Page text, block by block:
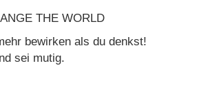
THE WORLD
bewirken als du denkst!
sei mutig.